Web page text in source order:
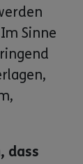
Sinne
dass